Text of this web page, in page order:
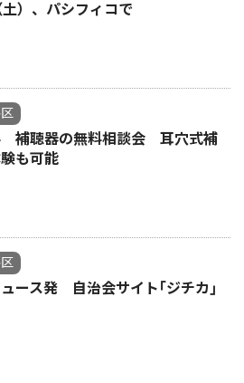
）、パシフィコで
補聴器の無料相談会 耳穴式補
も可能
ース発 自治会サイト｢ジチカ｣